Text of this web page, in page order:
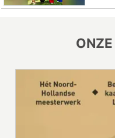
ONZE